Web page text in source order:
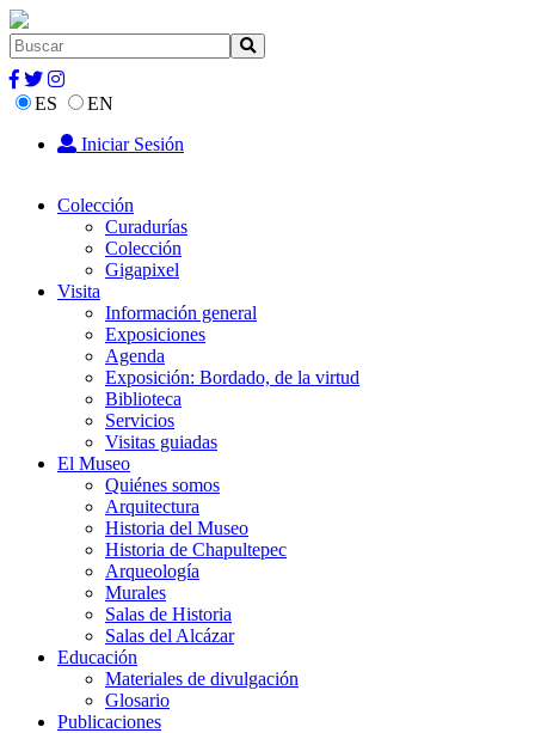
ES
EN
Iniciar Sesión
Colección
Curadurías
Colección
Gigapixel
Visita
Información general
Exposiciones
Agenda
Exposición: Bordado, de la virtud
Biblioteca
Servicios
Visitas guiadas
El Museo
Quiénes somos
Arquitectura
Historia del Museo
Historia de Chapultepec
Arqueología
Murales
Salas de Historia
Salas del Alcázar
Educación
Materiales de divulgación
Glosario
Publicaciones